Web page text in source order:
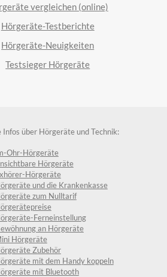
vergleichen (online)
Hörgeräte-Testberichte
Hörgeräte-Neuigkeiten
Testsieger Hörgeräte
Infos über Hörgeräte und Technik:
Ohr-Hörgeräte
Hörgeräte
Hörgeräte
und die Krankenkasse
zum Nulltarif
Ferneinstellung
an Hörgeräte
Hörgeräte
Zubehör
mit dem Handy koppeln
mit Bluetooth